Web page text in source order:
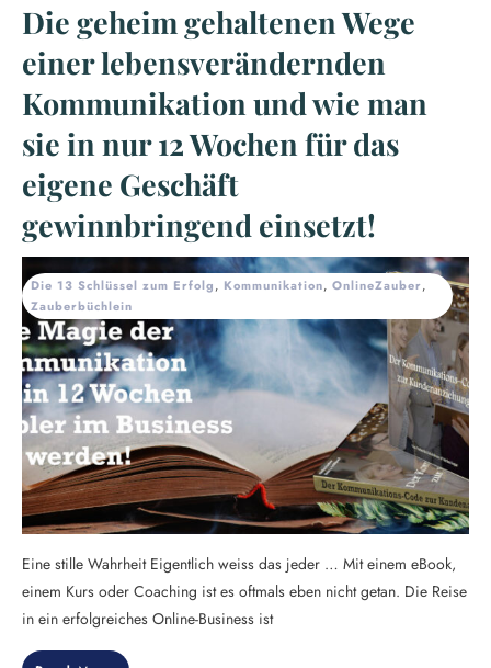
Die geheim gehaltenen Wege
einer lebensverändernden
Kommunikation und wie man
sie in nur 12 Wochen für das
eigene Geschäft
gewinnbringend einsetzt!
Die 13 Schlüssel zum Erfolg, Kommunikation, OnlineZauber,
Zauberbüchlein
Eine stille Wahrheit Eigentlich weiss das jeder … Mit einem eBook,
einem Kurs oder Coaching ist es oftmals eben nicht getan. Die Reise
in ein erfolgreiches Online-Business ist